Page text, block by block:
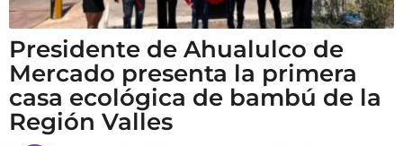
Presidente de Ahualulco de
Mercado presenta la primera
casa ecológica de bambú de la
Región Valles